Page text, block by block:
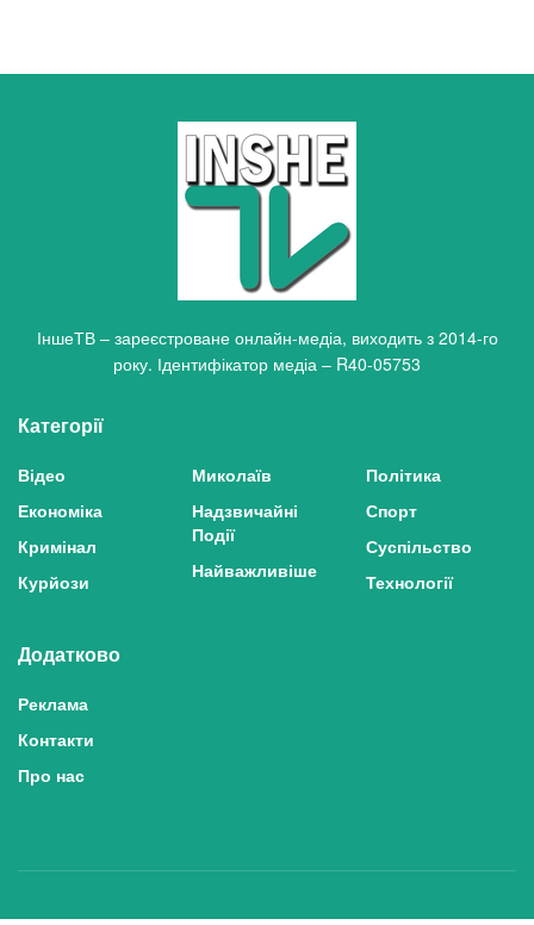
ІншеТВ – зареєстроване онлайн-медіа, виходить з 2014-го
року. Ідентифікатор медіа – R40-05753
Категорії
Відео
Економіка
Кримінал
Курйози
Миколаїв
Надзвичайні
Події
Найважливіше
Політика
Спорт
Суспільство
Технології
Додатково
Реклама
Контакти
Про нас